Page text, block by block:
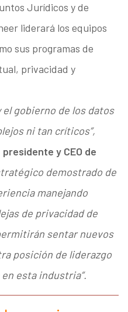
Jurídicos y de
liderará los equipos
sus programas de
privacidad y
el gobierno de los datos
ni tan críticos”,
y CEO de
demostrado de
manejando
de privacidad de
sentar nuevos
posición de liderazgo
esta industria”.